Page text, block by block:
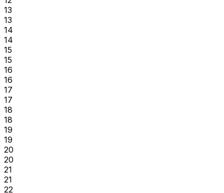
13
13
14
14
15
15
16
16
17
17
18
18
19
19
20
20
21
21
22